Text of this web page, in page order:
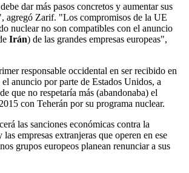
dar más pasos concretos y aumentar sus
agregó Zarif. "Los compromisos de la UE
nuclear no son compatibles con el anuncio
Irán) de las grandes empresas europeas",
responsable occidental en ser recibido en
anuncio por parte de Estados Unidos, a
que no respetaría más (abandonaba) el
con Teherán por su programa nuclear.
las sanciones económicas contra la
empresas extranjeras que operen en ese
grupos europeos planean renunciar a sus